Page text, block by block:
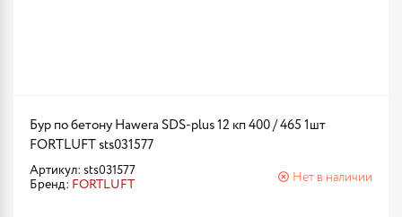
Бур по бетону Hawera SDS-plus 12 кп 400 / 465 1шт
FORTLUFT sts031577
Артикул: sts031577
Бренд: FORTLUFT
Нет в наличии